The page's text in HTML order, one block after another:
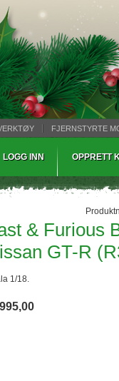
FJERNSTYRTE
LOGG INN OPPRETT
& Furious
GT-R
1/18.